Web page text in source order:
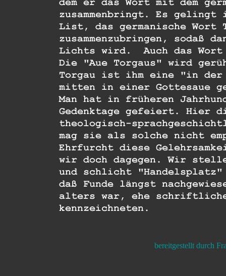
bereitgestellt durch